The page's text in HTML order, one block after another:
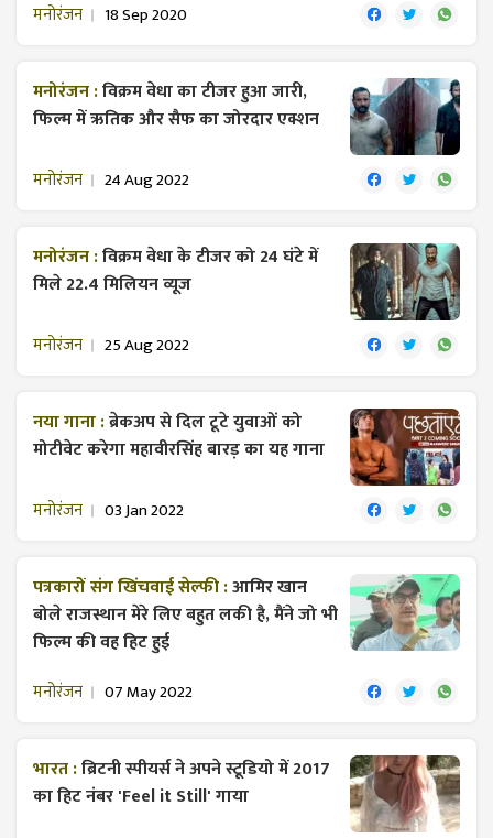
मनोरंजन 18 Sep 2020
मनोरंजन :विक्रम वेधा का टीजर हुआ जारी,
फिल्म में ऋतिक और सैफ का जोरदार एक्शन
मनोरंजन 24 Aug 2022
मनोरंजन :विक्रम वेधा के टीजर को 24 घंटे में
मिले 22.4 मिलियन व्यूज
मनोरंजन 25 Aug 2022
नया गाना :ब्रेकअप से दिल टूटे युवाओं को
मोटीवेट करेगा महावीरसिंह बारड़ का यह गाना
मनोरंजन 03 Jan 2022
पत्रकारों संग खिंचवाई सेल्फी :आमिर खान
बोले राजस्थान मेरे लिए बहुत लकी है, मैंने जो भी
फिल्म की वह हिट हुई
मनोरंजन 07 May 2022
भारत :ब्रिटनी स्पीयर्स ने अपने स्टूडियो में 2017
का हिट नंबर 'Feel it Still' गाया